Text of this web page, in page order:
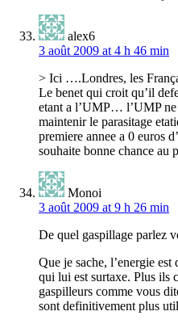
alex6
3 août 2009 at 4 h 46 min
> Ici ….Londres, les
Le benet qui croit qu’il
etant a l’UMP… l’UMP ne
maintenir le parasitage
premiere annee a 0 euros
souhaite bonne chance au
Monoi
3 août 2009 at 9 h 26 min
De quel gaspillage parlez
Que je sache, l’energie
qui lui est surtaxe. Plus ils
gaspilleurs comme vous
sont definitivement plus